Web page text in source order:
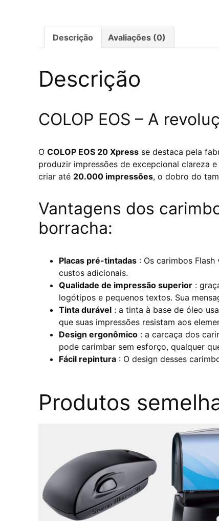
Descrição Avaliações (0)
Descrição
COLOP EOS – A
OCOLOP EOS 20 Xpress se destaca pela
produzir impressões de excepcional clareza
criar até 20.000 impressões, o dobro do
Vantagens dos
borracha:
Placas pré-tintadas : Os carimbos
custos adicionais.
Qualidade de impressão superior :
logótipos e pequenos textos. Sua
Tinta durável : a tinta à base de óleo
que suas impressões resistam aos
Design ergonômico : a carcaça dos
pode carimbar sem esforço, qualquer
Fácil repintura : O design desses
Produtos